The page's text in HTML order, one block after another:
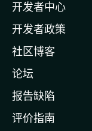
主
页
开发者中心
开发者政策
社区博客
论坛
报告缺陷
评价指南